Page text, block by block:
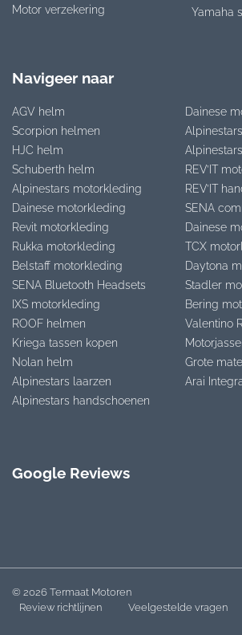
Motor verzekering
Yamaha
Navigeer naar
AGV helm
Scorpion helmen
HJC helm
Schuberth helm
Alpinestars motorkleding
Dainese motorkleding
Revit motorkleding
Rukka motorkleding
Belstaff motorkleding
SENA Bluetooth Headsets
IXS motorkleding
ROOF helmen
Kriega tassen kopen
Nolan helm
Alpinestars laarzen
Alpinestars handschoenen
Dainese
REV’IT
REV’IT
SENA
Dainese
TCX
Daytona
Stadler
Bering
Valentino
Grote
Arai
Google Reviews
© 2026 Termaat Motoren
Review richtlijnen
Veelgestelde vragen